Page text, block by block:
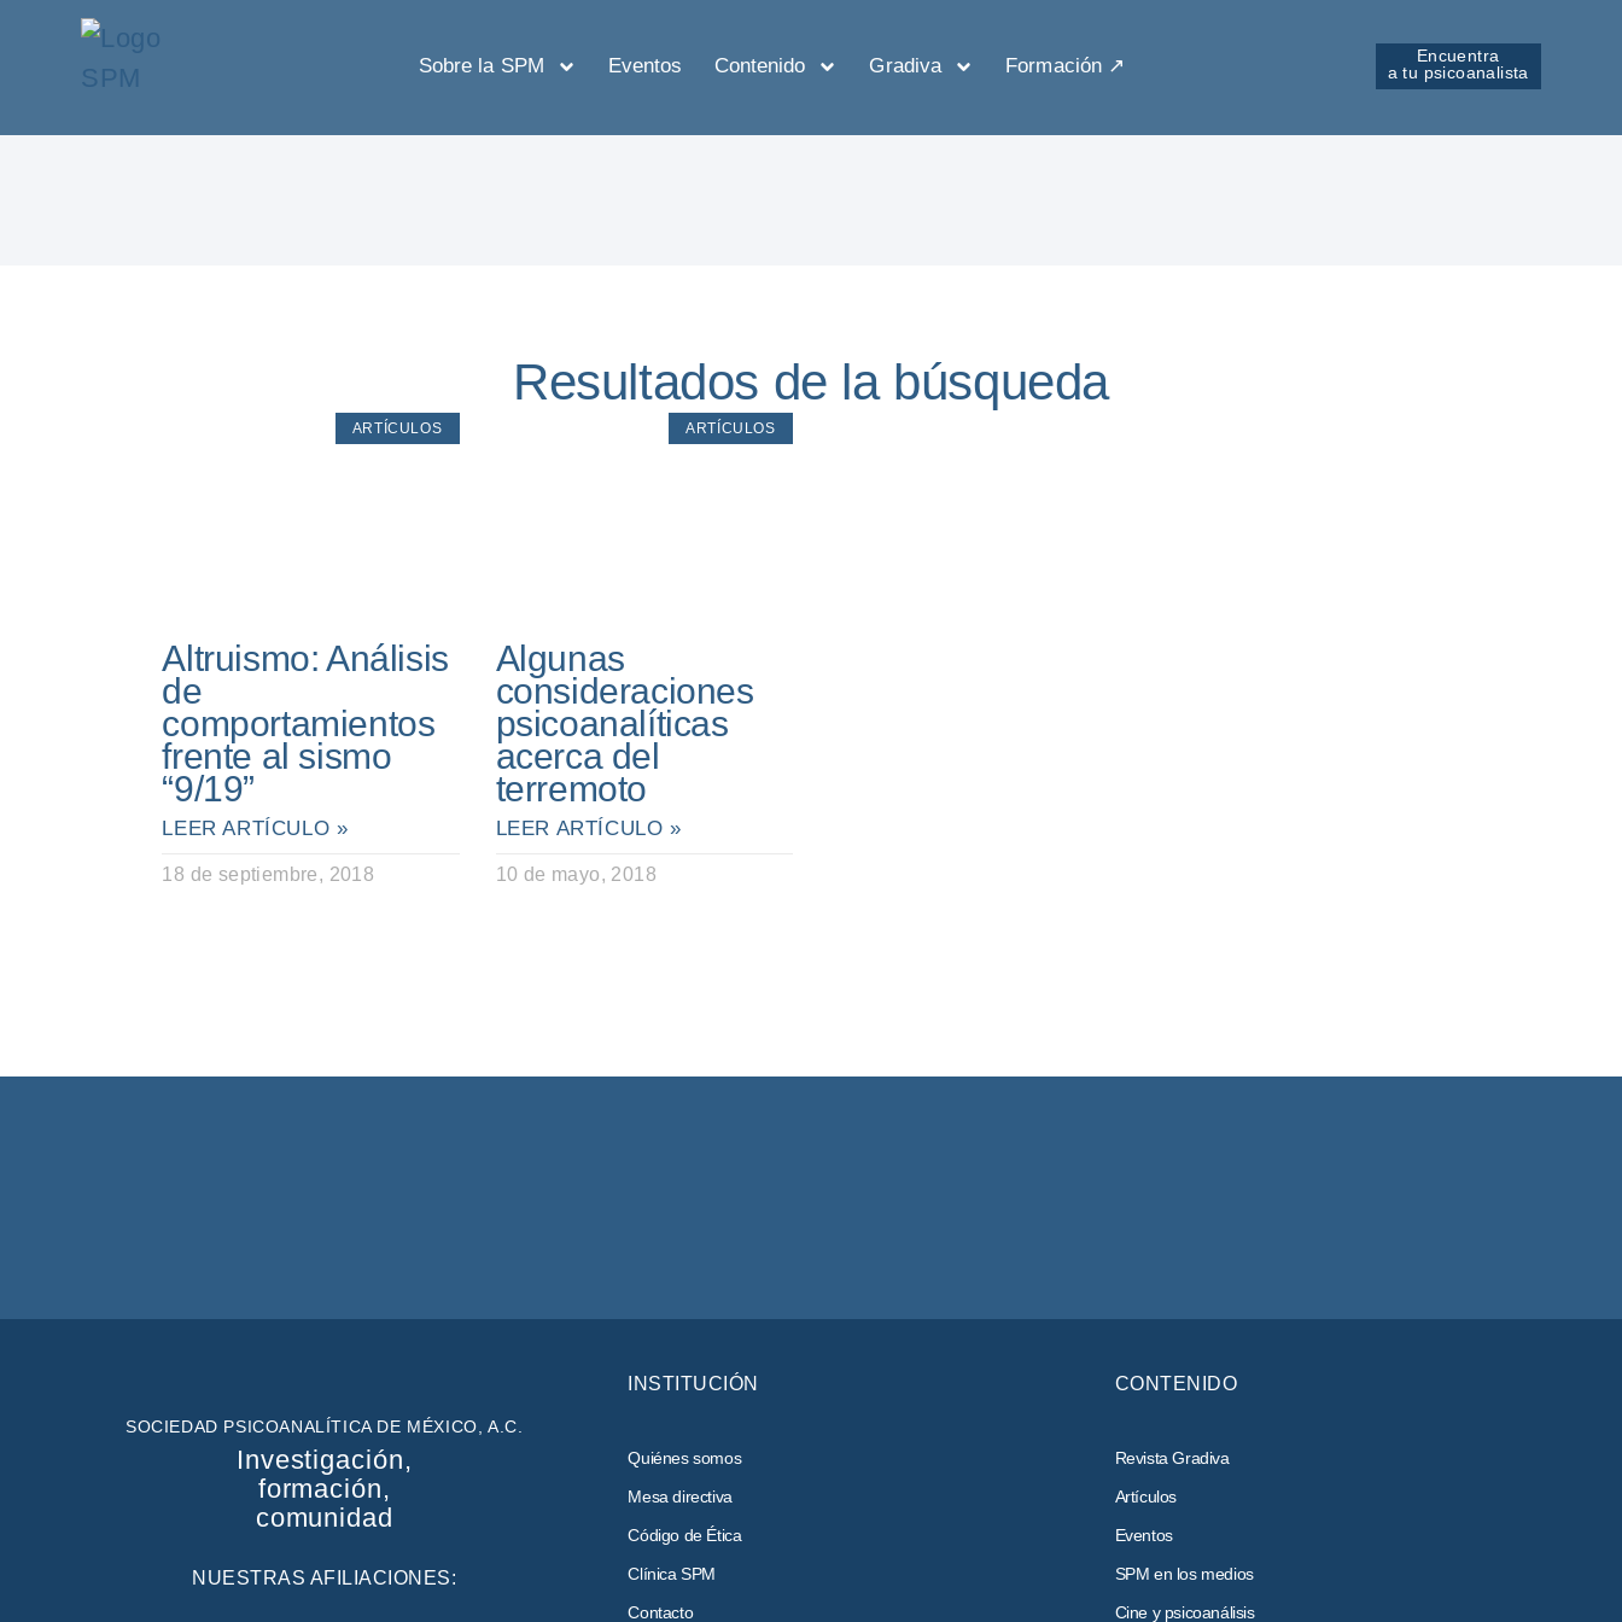
Sobre la SPM Eventos Contenido Gradiva Formación ↗︎
Encuentra
a tu psicoanalista
Resultados de la búsqueda
ARTÍCULOS
Altruismo: Análisis
de
comportamientos
frente al sismo
“9/19”
LEER ARTÍCULO »
18 de septiembre, 2018
ARTÍCULOS
Algunas
consideraciones
psicoanalíticas
acerca del
terremoto
LEER ARTÍCULO »
10 de mayo, 2018
SOCIEDAD PSICOANALÍTICA DE MÉXICO, A.C.
Investigación,
formación,
comunidad
NUESTRAS AFILIACIONES:
INSTITUCIÓN
Quiénes somos
Mesa directiva
Código de Ética
Clínica SPM
Contacto
CONTENIDO
Revista Gradiva
Artículos
Eventos
SPM en los medios
Cine y psicoanálisis